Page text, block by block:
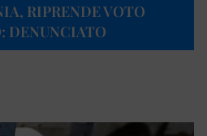
RIPRENDE VOTO
DENUNCIATO